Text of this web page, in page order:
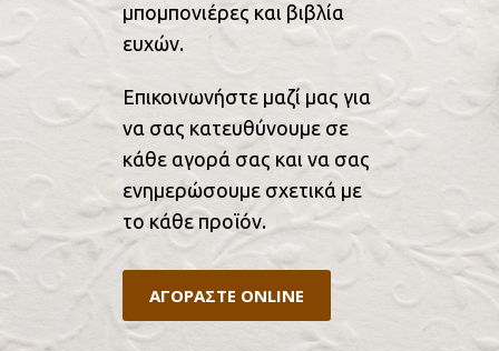
μπομπονιέρες και βιβλία
ευχών.
Επικοινωνήστε μαζί μας για
να σας κατευθύνουμε σε
κάθε αγορά σας και να σας
ενημερώσουμε σχετικά με
το κάθε προϊόν.
ΑΓΟΡΑΣΤΕ ONLINE